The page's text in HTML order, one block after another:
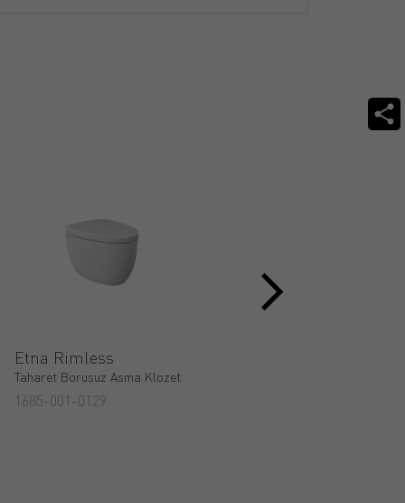
Etna Rimless
Taharet Borusuz Asma Klozet
1685-001-0129